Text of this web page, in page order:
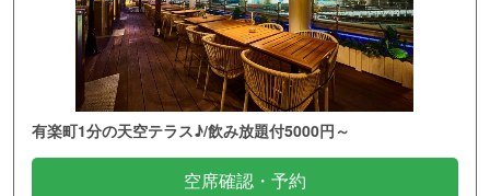
有楽町1分の天空テラス♪/飲み放題付5000円～
空席確認・予約